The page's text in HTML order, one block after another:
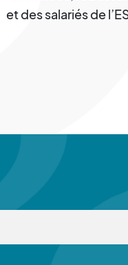
et des salariés de